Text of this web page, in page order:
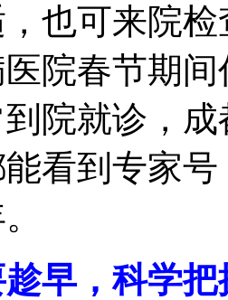
也可来院
院春节期
院就诊，
看到专家
早，科学